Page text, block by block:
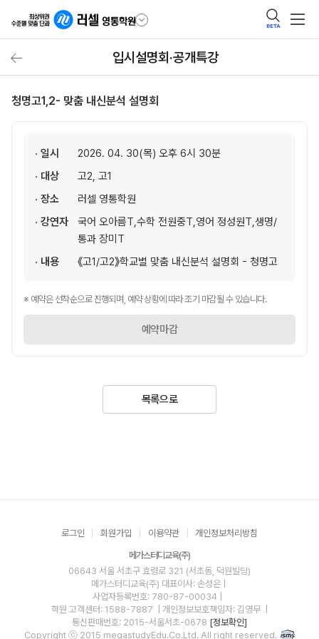
BETA
입시설명회·공개특강
청명고1,2- 맞춤 내신분석 설명회
· 일시
2026. 04. 30(목) 오후 6시 30분
· 대상
고2, 고1
· 장소
러셀 영통학원
· 강연자
국어 오아름T,수학 전원중T,영어 정성원T,생명/
통과 장미T
· 내용
《고1/고2》학교별 맞춤 내신분석 설명회 - 청명고
※ 예약은 선착순으로 진행되며, 예약 상황에 따라 조기 마감될 수 있습니다.
예약마감
목록으로
로그인 회원가입 이용약관 개인정보처리방침
메가스터디교육(주)
06643 서울 서초구 효령로 321 (서초동, 덕원빌딩)
메가스터디교육(주) 대표이사: 손성은 |
사업자등록번호: 780-87-00034
학원 고객센터: 1588-7887
| 개인정보보호책임자: 김영무
통신판매번호: 2015-서울서초-0678 [정보확인]
Copyright ⓒ 2015 megastudyEdu.Co.Ltd. All right reserved.